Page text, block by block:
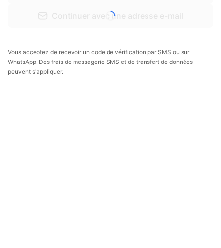
Continuer avec une adresse e-mail
Vous acceptez de recevoir un code de vérification par SMS ou sur
WhatsApp. Des frais de messagerie SMS et de transfert de données
peuvent s'appliquer.